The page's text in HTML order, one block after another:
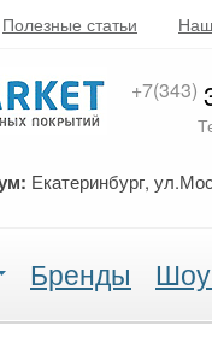
Полезные статьи
+7(343)
Екатеринбург,
Бренды